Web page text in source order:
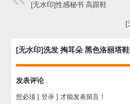
[无水印]性感秘书 高跟鞋
[
[无水印]洗发 掏耳朵 黑色洛丽塔
发表评论
您必须 [ 登录 ] 才能发表留言！